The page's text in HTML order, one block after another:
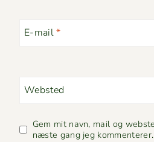
E-mail*
Websted
Gem mit navn, mail og
næste gang jeg kommenterer.